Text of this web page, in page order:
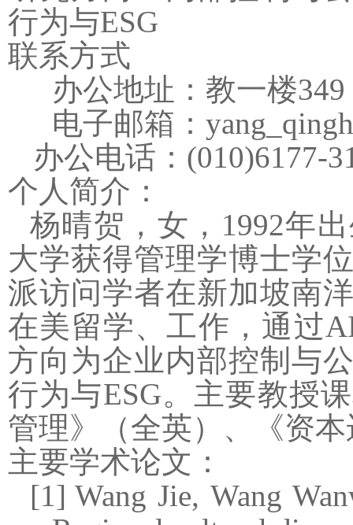
行为与ESG
联系方式
办公地址：教一楼349
电子邮箱： yang
办公电话： (010)6177-
个人简介：
杨晴贺，女， 1992年
大学获得管理学博士学
派访问学者在新加坡南
在美留学、工作， 通过A
方向为企业内部控制与
行为与ESG。主要教授
管理》（全英）、《资
主要学术论文：
[1] Wang Jie, Wang